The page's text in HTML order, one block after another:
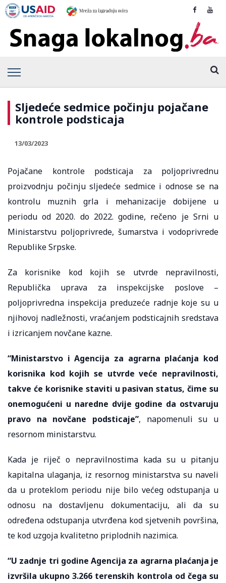
Sljedeće sedmice počinju pojačane
kontrole podsticaja
13/03/2023
Pojačane kontrole podsticaja za poljoprivrednu
proizvodnju počinju sljedeće sedmice i odnose se na
kontrolu muznih grla i mehanizacije dobijene u
periodu od 2020. do 2022. godine, rečeno je Srni u
Ministarstvu poljoprivrede, šumarstva i vodoprivrede
Republike Srpske.
Za korisnike kod kojih se utvrde nepravilnosti,
Republička uprava za inspekcijske poslove –
poljoprivredna inspekcija preduzeće radnje koje su u
njihovoj nadležnosti, vraćanjem podsticajnih sredstava
i izricanjem novčane kazne.
“Ministarstvo i Agencija za agrarna plaćanja kod
korisnika kod kojih se utvrde veće nepravilnosti,
takve će korisnike staviti u pasivan status, čime su
onemogućeni u naredne dvije godine da ostvaruju
pravo na novčane podsticaje”, napomenuli su u
resornom ministarstvu.
Kada je riječ o nepravilnostima kada su u pitanju
kapitalna ulaganja, iz resornog ministarstva su naveli
da u proteklom periodu nije bilo većeg odstupanja u
odnosu na dostavljenu dokumentaciju, ali da su
određena odstupanja utvrđena kod sjetvenih površina,
te kod uzgoja kvalitetno priplodnih nazimica.
“U zadnje tri godine Agencija za agrarna plaćanja je
izvršila ukupno 3.266 terenskih kontrola od čega su